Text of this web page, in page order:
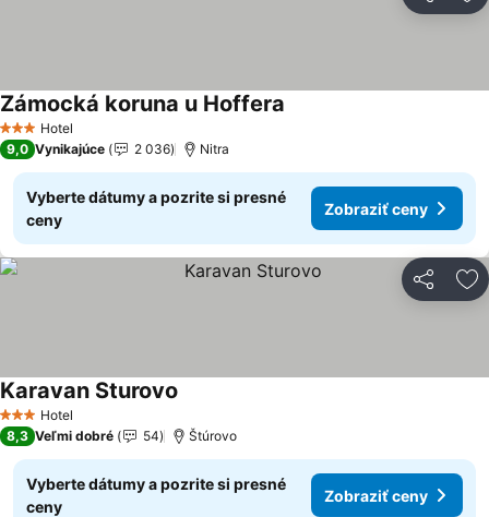
3 Počet hviezdičiek
Hotel
Zámocká koruna u Hoffera
9,0 Vynikajúce 2 036 Nitra
Vyberte dátumy a pozrite si presné
ceny
Zobraziť ceny
Zdieľať
3 Počet hviezdičiek
Hotel
Karavan Sturovo
8,3 Veľmi dobré 54 Štúrovo
Vyberte dátumy a pozrite si presné
ceny
Zobraziť ceny